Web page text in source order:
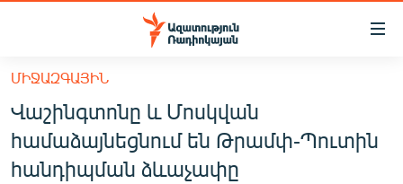
Մատչելիության
հիմնական
բովանդակությանը
Անցնել
հիմնական
մենյուին
ՀԱՅԱՍՏԱՆ
ՔԱՂԱՔԱԿԱՆ
ՄԻՋԱԶԳԱՅԻՆ
Վաշինգտոնը և Մոսկվան
համաձայնեցնում են Թրամփ-Պուտին
հանդիպման ձևաչափը